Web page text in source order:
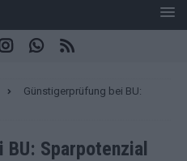
Günstigerprüfung bei BU:
BU: Sparpotenzial